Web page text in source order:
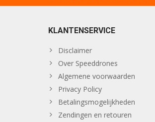
KLANTENSERVICE
Disclaimer
Over Speeddrones
Algemene voorwaarden
Privacy Policy
Betalingsmogelijkheden
Zendingen en retouren